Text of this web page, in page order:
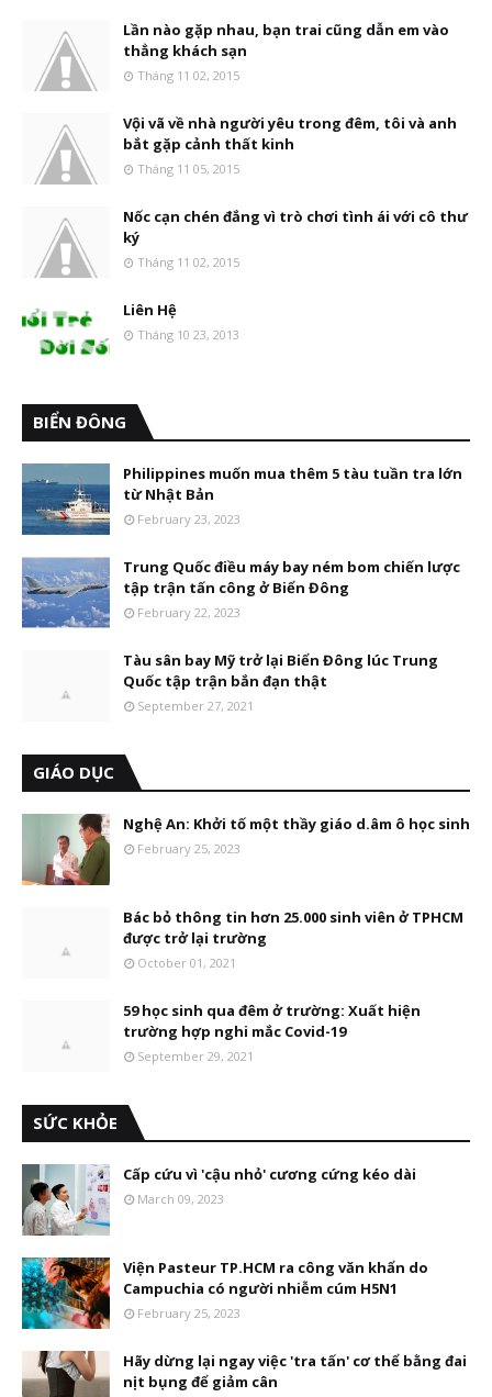
Lần nào gặp nhau, bạn trai cũng dẫn em vào
thẳng khách sạn
Tháng 11 02, 2015
Vội vã về nhà người yêu trong đêm, tôi và anh
bắt gặp cảnh thất kinh
Tháng 11 05, 2015
Nốc cạn chén đắng vì trò chơi tình ái với cô thư
ký
Tháng 11 02, 2015
Liên Hệ
Tháng 10 23, 2013
BIỂN ĐÔNG
Philippines muốn mua thêm 5 tàu tuần tra lớn
từ Nhật Bản
February 23, 2023
Trung Quốc điều máy bay ném bom chiến lược
tập trận tấn công ở Biển Đông
February 22, 2023
Tàu sân bay Mỹ trở lại Biển Đông lúc Trung
Quốc tập trận bắn đạn thật
September 27, 2021
GIÁO DỤC
Nghệ An: Khởi tố một thầy giáo d.âm ô học sinh
February 25, 2023
Bác bỏ thông tin hơn 25.000 sinh viên ở TPHCM
được trở lại trường
October 01, 2021
59 học sinh qua đêm ở trường: Xuất hiện
trường hợp nghi mắc Covid-19
September 29, 2021
SỨC KHỎE
Cấp cứu vì 'cậu nhỏ' cương cứng kéo dài
March 09, 2023
Viện Pasteur TP.HCM ra công văn khẩn do
Campuchia có người nhiễm cúm H5N1
February 25, 2023
Hãy dừng lại ngay việc 'tra tấn' cơ thể bằng đai
nịt bụng để giảm cân